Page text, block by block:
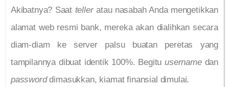
Akibatnya? Saat telleratau nasabah Anda mengetikkan
alamat web resmi bank, mereka akan dialihkan secara
diam-diam ke server palsu buatan peretas yang
tampilannya dibuat identik 100%. Begituusernamedan
passworddimasukkan, kiamat finansial dimulai.